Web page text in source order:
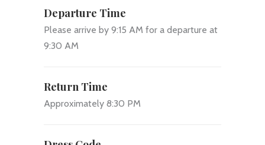
Departure Time
Please arrive by 9:15 AM for a departure at
9:30 AM
Return Time
Approximately 8:30 PM